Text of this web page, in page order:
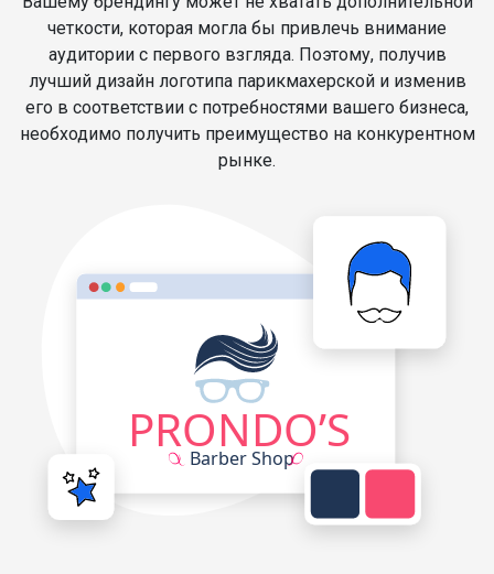
четкости, которая могла бы привлечь внимание
аудитории с первого взгляда. Поэтому, получив
лучший дизайн логотипа парикмахерской и изменив
его в соответствии с потребностями вашего бизнеса,
необходимо получить преимущество на конкурентном
рынке.